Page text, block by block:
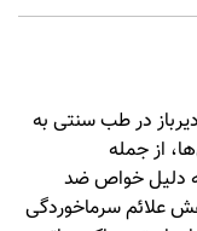
در طب سنتی به
از جمله
دلیل خواص ضد
علائم سرماخوردگی